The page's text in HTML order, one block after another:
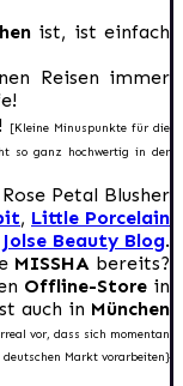
ist, ist einfach
Reisen immer
!
[Kleine Minuspunkte für die
so ganz hochwertig in der
Petal Blusher
, Little Porcelain
Jolse Beauty Blog.
MISSHA bereits?
Offline-Store in
auch in München
vor, dass sich momentan
Markt vorarbeiten}